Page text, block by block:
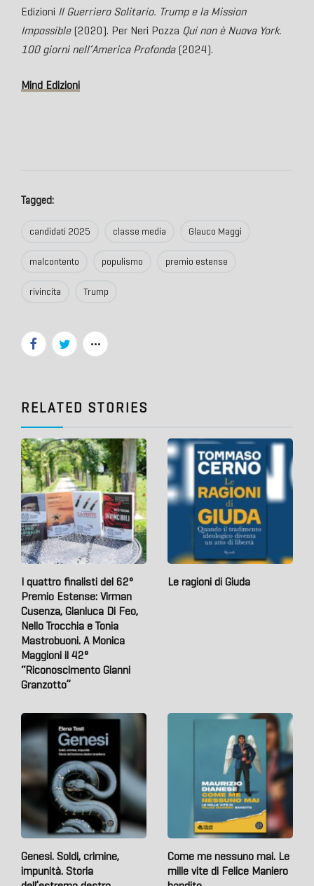
Edizioni Il Guerriero Solitario. Trump e la Mission
Impossible(2020). Per Neri Pozza Qui non è Nuova York.
100 giorni nell’America Profonda(2024).
Mind Edizioni
Tagged:
candidati 2025 classe media Glauco Maggi
malcontento populismo premio estense
rivincita Trump
RELATED STORIES
I quattro finalisti del 62°
Premio Estense: Virman
Cusenza, Gianluca Di Feo,
Nello Trocchia e Tonia
Mastrobuoni. A Monica
Maggioni il 42°
“Riconoscimento Gianni
Granzotto”
Le ragioni di Giuda
Genesi. Soldi, crimine,
impunità. Storia
Come me nessuno mai. Le
mille vite di Felice Maniero